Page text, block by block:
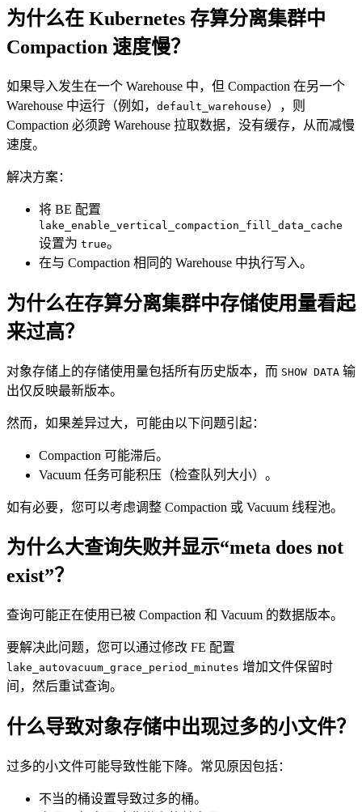
为什么在 Kubernetes 存算分离集群中
Compaction 速度慢？
如果导入发生在一个 Warehouse 中，但 Compaction 在另一个
Warehouse 中运行（例如， default_warehouse），则
Compaction 必须跨 Warehouse 拉取数据，没有缓存，从而减慢
速度。
解决方案：
将 BE 配置
lake_enable_vertical_compaction_fill_data_cache
设置为 true。
在与 Compaction 相同的 Warehouse 中执行写入。
为什么在存算分离集群中存储使用量看起
来过高？
对象存储上的存储使用量包括所有历史版本，而 SHOW DATA 输
出仅反映最新版本。
然而，如果差异过大，可能由以下问题引起：
Compaction 可能滞后。
Vacuum 任务可能积压（检查队列大小）。
如有必要，您可以考虑调整 Compaction 或 Vacuum 线程池。
为什么大查询失败并显示“meta does not
exist”？
查询可能正在使用已被 Compaction 和 Vacuum 的数据版本。
要解决此问题，您可以通过修改 FE 配置
lake_autovacuum_grace_period_minutes 增加文件保留时
间，然后重试查询。
什么导致对象存储中出现过多的小文件？
过多的小文件可能导致性能下降。常见原因包括：
不当的桶设置导致过多的桶。